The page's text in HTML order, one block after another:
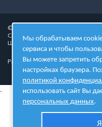
© 2026 ШЦТ
Сеть центров молодёжного
Школа цифровых технологий
Разработано в студии
.
Мы обрабатываем
сервиса и чтобы
Вы можете запретить
настройках браузера.
политикой
использовать сайт Вы
персональных данных.